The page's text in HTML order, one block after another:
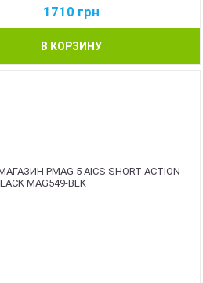
1710 грн
В КОРЗИНУ